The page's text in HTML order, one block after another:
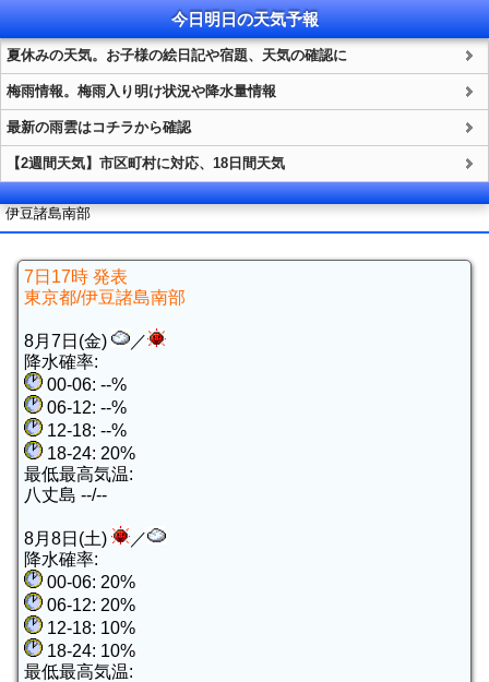
今日明日の天気予報
夏休みの天気。お子様の絵日記や宿題、天気の確認に
梅雨情報。梅雨入り明け状況や降水量情報
最新の雨雲はコチラから確認
【2週間天気】市区町村に対応、18日間天気
伊豆諸島南部
7日17時 発表
東京都/伊豆諸島南部
8月7日(金)
／
降水確率:
00-06: --%
06-12: --%
12-18: --%
18-24: 20%
最低最高気温:
八丈島 --/--
8月8日(土)
／
降水確率:
00-06: 20%
06-12: 20%
12-18: 10%
18-24: 10%
最低最高気温: